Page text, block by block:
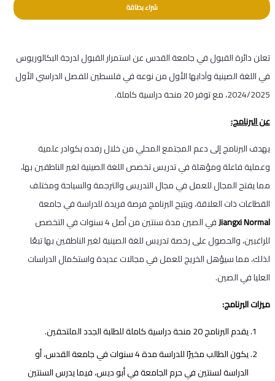
شراء بطاقة
تعلن دائرة القبول في جامعة القدس عن استمرار القبول لدرجة البكالوريوس
في اللغة الصينية وآدابها الأول من نوعه في فلسطين للفصل الدراسي الأول
2024/2025، مع توفر 20 منحة دراسية كاملة.
عن البرنامج:
يهدف البرنامج إلى دعم المجتمع المحلي من خلال رفده بكوادر علمية
وعملية فاعلة ومؤهلة في تدريس تخصص اللغة الصينية لغير الناطقين بها،
مما يفتح المجال للعمل في مجال التدريس والترجمة والسياحة ومختلف
القطاعات ذات العلاقة، ويتيح البرنامج فرصة فريدة للدراسة في جامعة
Jiangxi Normal
في الصين مدة سنتين من أصل 4 سنوات في التخصص
للراغبين، والحصول على رخصة تدريس للغة الصينية لغير الناطقين بها تبعًا
لذلك، مما سيؤهل الخريج للعمل في مجالات عديدة واستكمال الدراسات
العليا في الصين.
ميزات البرنامج:
يقدم البرنامج 20 منحة دراسية كاملة للطلبة الجدد الملتحقين.
يكون الطالب مخيرًا للدراسة مدة 4 سنوات في جامعة القدس، أو
الدراسة لسنتين في حرم الجامعة في أبو ديس، فيما يدرس السنتين